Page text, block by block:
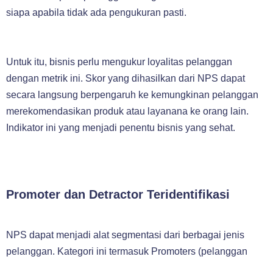
siapa apabila tidak ada pengukuran pasti.
Untuk itu, bisnis perlu mengukur loyalitas pelanggan
dengan metrik ini. Skor yang dihasilkan dari NPS dapat
secara langsung berpengaruh ke kemungkinan pelanggan
merekomendasikan produk atau layanana ke orang lain.
Indikator ini yang menjadi penentu bisnis yang sehat.
Promoter dan Detractor Teridentifikasi
NPS dapat menjadi alat segmentasi dari berbagai jenis
pelanggan. Kategori ini termasuk Promoters (pelanggan